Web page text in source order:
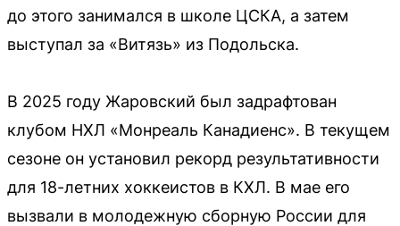
до этого занимался в школе ЦСКА, а затем
выступал за «Витязь» из Подольска.
В 2025 году Жаровский был задрафтован
клубом НХЛ «Монреаль Канадиенс». В текущем
сезоне он установил рекорд результативности
для 18-летних хоккеистов в КХЛ. В мае его
вызвали в молодежную сборную России для